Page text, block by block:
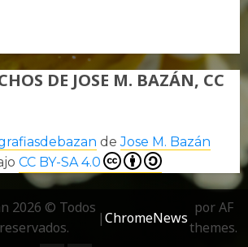
DE JOSE M. BAZÁN, CC
deJose M. Bazán
CC BY-SA 4.0
2026 © Todos
|ChromeNews
por AF
themes.